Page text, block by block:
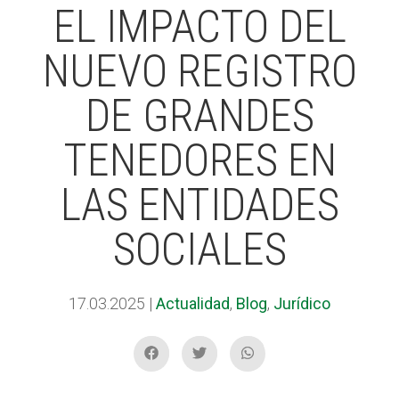
EL IMPACTO DEL
NUEVO REGISTRO
DE GRANDES
TENEDORES EN
LAS ENTIDADES
SOCIALES
17.03.2025 | Actualidad, Blog, Jurídico
ACCIÓ SOCIAL I JOVES
ESPLAIS
SUPORT TERCER SECTOR
ACCIÓ SOCIAL I JOVES
ESPLAIS
SUPORT TERCER SECTOR